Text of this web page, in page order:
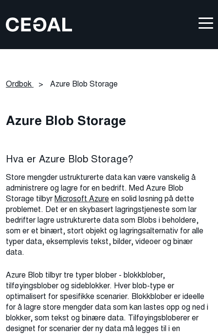
Ordbok > Azure Blob Storage
Azure Blob Storage
Hva er Azure Blob Storage?
Store mengder ustrukturerte data kan være vanskelig å
administrere og lagre for en bedrift. Med Azure Blob
Storage tilbyrMicrosoft Azure en solid løsning på dette
problemet. Det er en skybasert lagringstjeneste som lar
bedrifter lagre ustrukturerte data som Blobs i beholdere,
som er et binært, stort objekt og lagringsalternativ for alle
typer data, eksemplevis tekst, bilder, videoer og binær
data.
Azure Blob tilbyr tre typer blober - blokkblober,
tilføyingsblober og sideblokker. Hver blob-type er
optimalisert for spesifikke scenarier. Blokkblober er ideelle
for å lagre store mengder data som kan lastes opp og ned i
blokker, som tekst og binære data. Tilføyingsbloberer er
designet for scenarier der ny data må legges til i en